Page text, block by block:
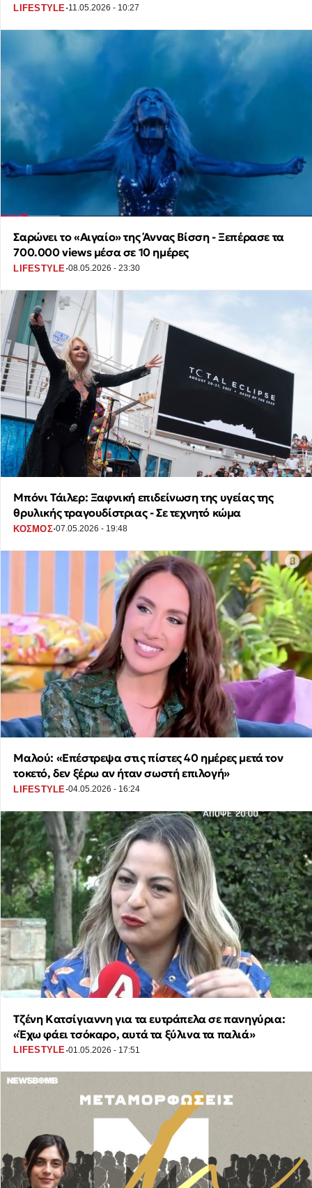
LIFESTYLE ·11.05.2026 - 10:27
Σαρώνει το «Αιγαίο» της Άννας Βίσση - Ξεπέρασε τα
700.000 views μέσα σε 10 ημέρες
LIFESTYLE ·08.05.2026 - 23:30
Μπόνι Τάιλερ: Ξαφνική επιδείνωση της υγείας της
θρυλικής τραγουδίστριας - Σε τεχνητό κώμα
ΚΟΣΜΟΣ·07.05.2026 - 19:48
Μαλού: «Επέστρεψα στις πίστες 40 ημέρες μετά τον
τοκετό, δεν ξέρω αν ήταν σωστή επιλογή»
LIFESTYLE ·04.05.2026 - 16:24
Τζένη Κατσίγιαννη για τα ευτράπελα σε πανηγύρια:
«Έχω φάει τσόκαρο, αυτά τα ξύλινα τα παλιά»
LIFESTYLE·01.05.2026 - 17:51